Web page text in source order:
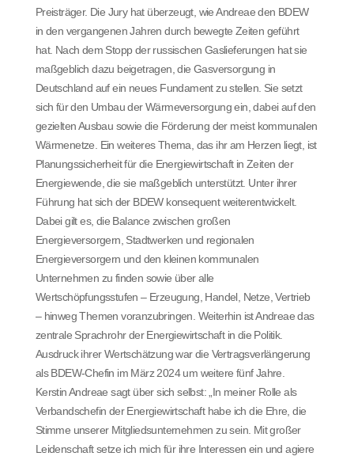
Preisträger. Die Jury hat überzeugt, wie Andreae den BDEW
in den vergangenen Jahren durch bewegte Zeiten geführt
hat. Nach dem Stopp der russischen Gaslieferungen hat sie
maßgeblich dazu beigetragen, die Gasversorgung in
Deutschland auf ein neues Fundament zu stellen. Sie setzt
sich für den Umbau der Wärmeversorgung ein, dabei auf den
gezielten Ausbau sowie die Förderung der meist kommunalen
Wärmenetze. Ein weiteres Thema, das ihr am Herzen liegt, ist
Planungssicherheit für die Energiewirtschaft in Zeiten der
Energiewende, die sie maßgeblich unterstützt. Unter ihrer
Führung hat sich der BDEW konsequent weiterentwickelt.
Dabei gilt es, die Balance zwischen großen
Energieversorgern, Stadtwerken und regionalen
Energieversorgern und den kleinen kommunalen
Unternehmen zu finden sowie über alle
Wertschöpfungsstufen – Erzeugung, Handel, Netze, Vertrieb
– hinweg Themen voranzubringen. Weiterhin ist Andreae das
zentrale Sprachrohr der Energiewirtschaft in die Politik.
Ausdruck ihrer Wertschätzung war die Vertragsverlängerung
als BDEW-Chefin im März 2024 um weitere fünf Jahre.
Kerstin Andreae sagt über sich selbst: „In meiner Rolle als
Verbandschefin der Energiewirtschaft habe ich die Ehre, die
Stimme unserer Mitgliedsunternehmen zu sein. Mit großer
Leidenschaft setze ich mich für ihre Interessen ein und agiere